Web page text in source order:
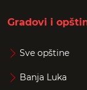
Gradovi i
Sve opštine
Banja Luka